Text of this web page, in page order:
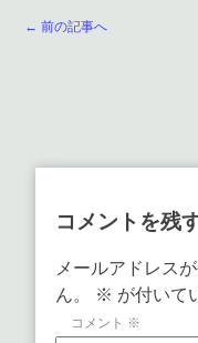
← 前の記事へ
コメントを残
メールアドレス
ん。
※ が付いて
コメント ※